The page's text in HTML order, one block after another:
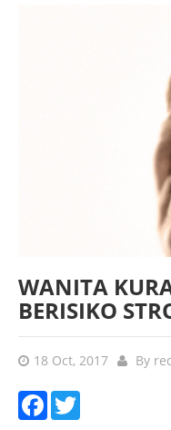
WANITA
BERISIKO
18 Oct, 2017 By
Facebook